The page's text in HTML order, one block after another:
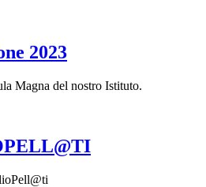
2023
Magna del nostro Istituto.